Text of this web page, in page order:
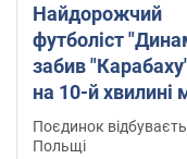
Найдорожчий
футболіст
забив
на 10-й хвилині
Відео
Поєдинок
Польщі